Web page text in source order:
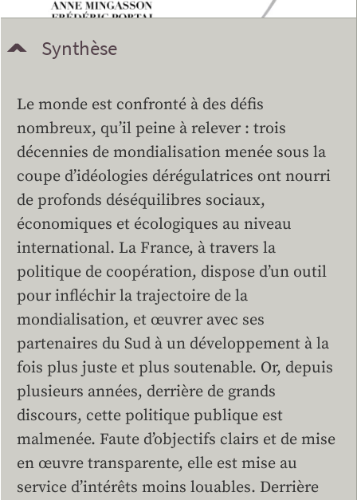
Synthèse
Le monde est confronté à des défis
nombreux, qu’il peine à relever : trois
décennies de mondialisation menée sous la
coupe d’idéologies dérégulatrices ont nourri
de profonds déséquilibres sociaux,
économiques et écologiques au niveau
international. La France, à travers la
politique de coopération, dispose d’un outil
pour infléchir la trajectoire de la
mondialisation, et œuvrer avec ses
partenaires du Sud à un développement à la
fois plus juste et plus soutenable. Or, depuis
plusieurs années, derrière de grands
discours, cette politique publique est
malmenée. Faute d’objectifs clairs et de mise
en œuvre transparente, elle est mise au
service d’intérêts moins louables. Derrière